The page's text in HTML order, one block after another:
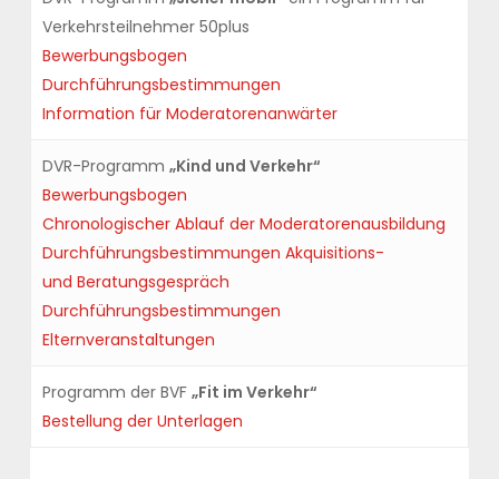
Verkehrsteilnehmer 50plus
Bewerbungsbogen
Durchführungsbestimmungen
Information für Moderatorenanwärter
DVR-Programm „Kind und Verkehr“
Bewerbungsbogen
Chronologischer Ablauf der Moderatorenausbildung
Durchführungsbestimmungen Akquisitions-
und Beratungsgespräch
Durchführungsbestimmungen
Elternveranstaltungen
Programm der BVF „Fit im Verkehr“
Bestellung der Unterlagen